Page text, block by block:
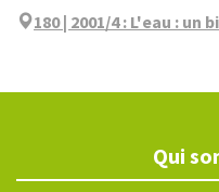
180 | 2001/4: L'eau : un
Qui